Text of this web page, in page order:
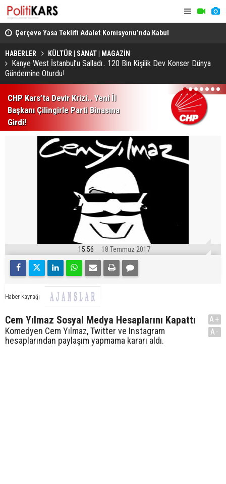
Çerçeve Yasa Teklifi Adalet Komisyonu’nda Kabul
Edildi.. 18 Saatlik Mesai Sona Erdi!
HABERLER KÜLTÜR | SANAT | MAGAZİN
Kanye West İstanbul’u Salladı.. 120 Bin Kişilik Dev Konser Dünya
Gündemine Oturdu!
CHP Kars’ta Devir Krizi.. Yeni İl
Başkanı Çilingirle Parti Binasına
Girdi!
1 2 3 4 5 6 7
15:56 18 Temmuz 2017
Haber Kaynağı
Cem Yılmaz Sosyal Medya Hesaplarını Kapattı
Komedyen Cem Yılmaz, Twitter ve Instagram
hesaplarından paylaşım yapmama kararı aldı.
A+
A-